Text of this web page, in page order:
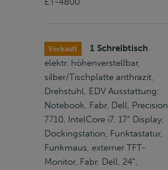
Verkauft
1 Schreibtisch
elektr. höhenverstellbar,
silber/Tischplatte anthrazit,
Drehstuhl, EDV Ausstattung:
Notebook, Fabr. Dell, Precision
7710, IntelCore i7, 17" Display,
Dockingstation, Funktastatur,
Funkmaus, externer TFT-
Monitor, Fabr. Dell, 24",